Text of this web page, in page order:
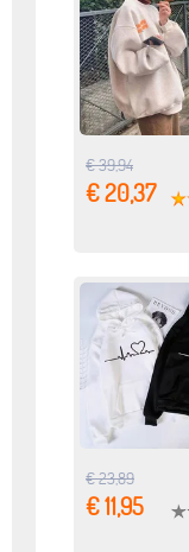
€ 39,94
€ 20,37
€ 23,89
€ 11,95